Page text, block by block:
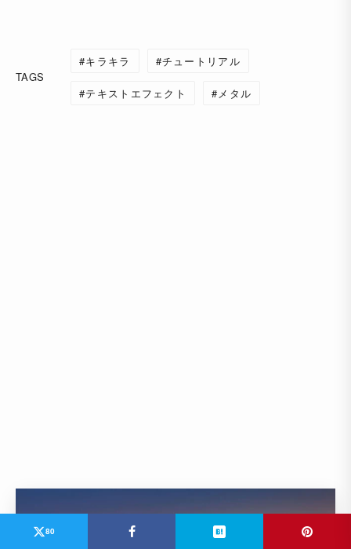
TAGS
キラキラ チュートリアル
テキストエフェクト メタル
ブログでは紹介しきれない、ここだけ
80